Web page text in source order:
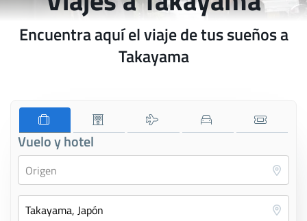
Encuentra aquí el viaje de tus sueños a
Takayama
Vuelo y hotel